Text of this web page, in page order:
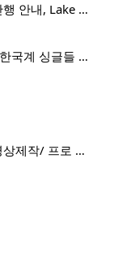
*시애틀 산악회, 7/29/2026, 수요일 정기산행 안내, Lake 22*
Couple.net 1:1 50만쌍 글로벌 매칭 - 미주 한국계 싱글들 모이세요
웹사이트 제작/ 컴퓨터 문제해결/ 유튜브 영상제작/ 프로 사진촬영